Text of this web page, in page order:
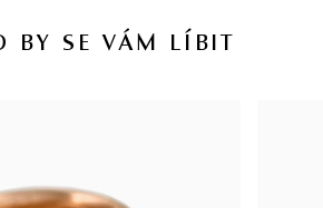
BY SE VÁM LÍBIT